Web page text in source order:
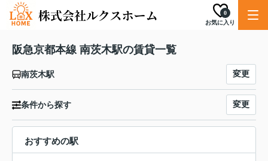
お気に入り
0
阪急京都本線 南茨木駅の賃貸一覧
南茨木駅 変更
条件から探す 変更
おすすめの駅